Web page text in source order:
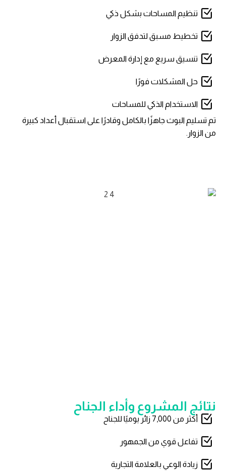
تنظيم المساحات بشكل ذكي
تخطيط مسبق لتدفق الزوار
تنسيق سريع مع إدارة المعرض
حل المشكلات فورًا
الاستخدام الذكي للمساحات
تم تسليم البوث جاهزًا بالكامل وقادرًا على استقبال أعداد كبيرة
من الزوار.
نتائج المشروع وأداء الجناح
أكثر من 7,000 زائر يوميًا للجناح
تفاعل قوي من الجمهور
زيادة الوعي بالعلامة التجارية